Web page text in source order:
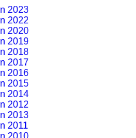
2023
2022
2020
2019
2018
2017
2016
2015
2014
2012
2013
2011
2010